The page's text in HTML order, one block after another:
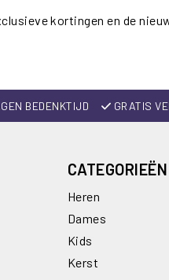
kortingen en de
BEDENKTIJD GRATIS
CATEGORIEËN
Heren
Dames
Kids
Kerst